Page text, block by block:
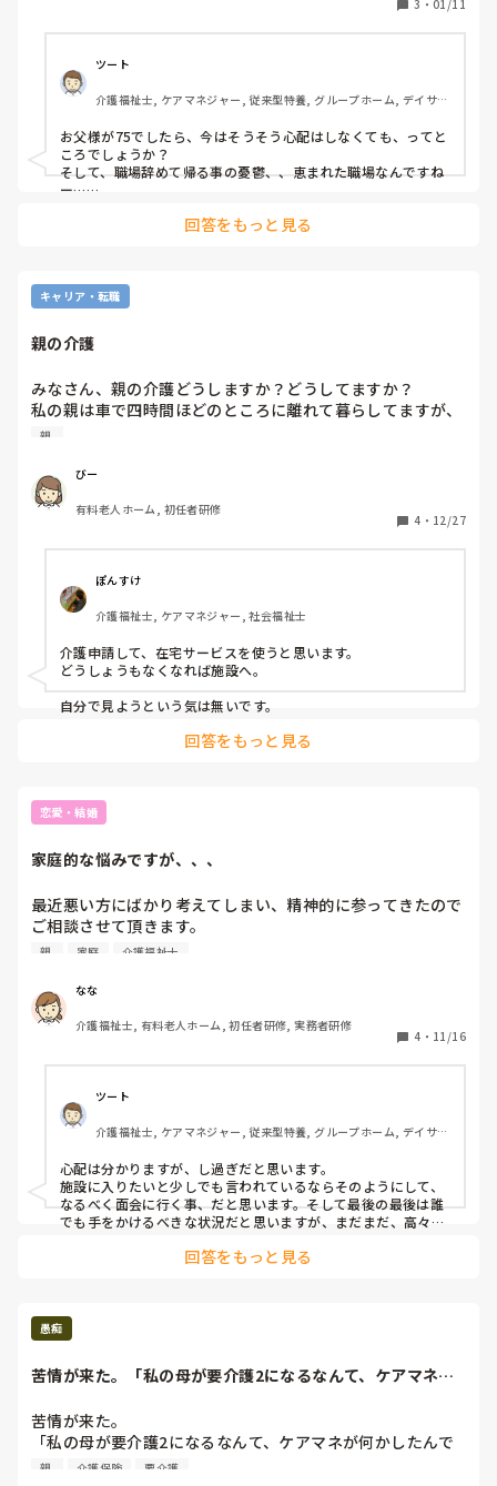
今の所、両親はそろって元気でいてくれていますが、いずれ
介護の問題も現実味を帯びてくると思います。
そうなった場合、今の住まい職場辞めて実家に帰らないとい
けないかと考えると憂鬱で仕方ありません、
既に親の介護に直面されている方や、親と離れて住んでい
お話を聞かせて下さい。
3 ・ 01/11
ツート
介護福祉士, ケアマネジャー, 従来型特養, グループホーム, デイサー
お父様が75でしたら、今はそうそう心配はしなくても、ってと
ころでしょうか？
そして、職場辞めて帰る事の憂鬱、、恵まれた職場なんですね
ー…
さて、ご両親の病気、必要な健康管理、そして生活圏の店な
す。例えば服薬管理はどーか、料理、買い物の可否、ですね。
これから先は分からないながら、緊急時にはお二人とも電話し
でしたら、今は心配要らないですが。
使っていきたいのか、これはその時の心身状態からの判断でし
ょう。勤務先に予め、そのような対応でお休み頂く事を伝えて
おく事と、予防としてデイサービスなど（あれば）勧めたり、
良い職場なら辞められない方が、今から先が長いわけですか
ら、と思いますね、、
回答をもっと見る
キャリア・転職
親の介護
みなさん、親の介護どうしますか？どうしてますか？
私の親は車で四時間ほどのところに離れて暮らしてますが、
最近様子がおかしいので介護するために帰ろうかと考えてま
びー
有料老人ホーム, 初任者研修
4 ・ 12/27
ぽんすけ
介護福祉士, ケアマネジャー, 社会福祉士
介護申請して、在宅サービスを使うと思います。
どうしょうもなくなれば施設へ。
自分で見ようという気は無いです。
回答をもっと見る
恋愛・結婚
家庭的な悩みですが、、、
最近悪い方にばかり考えてしまい、精神的に参ってきたので
ご相談させて頂きます。
お相手のお義父様は逝去されており、お義母様だけかなり古
い老朽化した戸建てに住まわれています。
現在もお一人で暮らしておられますが、田舎で大きな戸建て
に一人暮らし、、、今は良くても年齢を重ねると、お一人で
の暮らしは厳しくなるのではないかと、介護職の観点からも
思ってしまいます。
お義母様は認知症なし、ADL等も問題なしの70歳近い方で
種が介護ということもあり、みなさん内心期待しているんだ
ろうなぁと思っております、、、さらに婚約者は長男です。
古い考えの方だと、、、。
お義母様との関係は良好で、お義母様は誰のお世話にもなら
の方が少ない（本人の意向通りに）事を知っているだけに不
安です。
あと数年もしないうちに、私だけ老朽化の進んだ戸建ての方
に移り住まないといけないのではないか、と悩んでおります
（旦那は仕事柄家に帰る事が少ないです）。昔ならそれが当
たり前な時代もあったのでしょうが、、、。
もし宜しければご意見などコメント下さると嬉しいです。
親 家庭 介護福祉士
なな
介護福祉士, 有料老人ホーム, 初任者研修, 実務者研修
4 ・ 11/16
ツート
介護福祉士, ケアマネジャー, 従来型特養, グループホーム, デイサー
心配は分かりますが、し過ぎだと思います。
施設に入りたいと少しでも言われているならそのようにして、
なるべく面会に行く事、だと思います。そして最後の最後は誰
でも手をかけるべきな状況だと思いますが、まだまだ、高々70
知れないですし、見ていてもらうなど、逆に御世話になる期間
回答をもっと見る
愚痴
苦情が来た。「私の母が要介護2になるなんて、ケアマネが
苦情が来た。
「私の母が要介護2になるなんて、ケアマネが何かしたんで
しょ！」と、怒られた。
親 介護保険 要介護